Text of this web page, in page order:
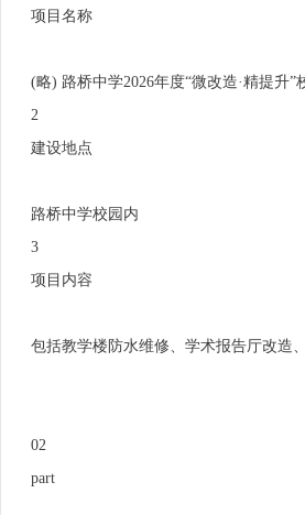
项目名称
(略) 路桥中学2026年度“微改造·精提升”
2
建设地点
路桥中学校园内
3
项目内容
包括教学楼防水维修、学术报告厅改造
02
part